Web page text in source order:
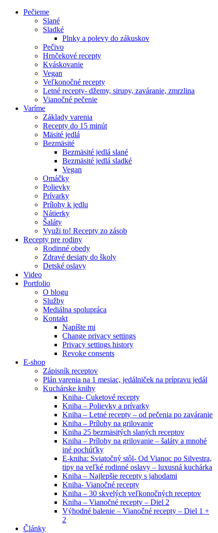
Pečieme
Slané
Sladké
Plnky a polevy do zákuskov
Pečivo
Hrnčekové recepty
Kváskovanie
Vegan
Veľkonočné recepty
Letné recepty- džemy, sirupy, zaváranie, zmrzlina
Vianočné pečenie
Varíme
Základy varenia
Recepty do 15 minút
Mäsité jedlá
Bezmäsité
Bezmäsité jedlá slané
Bezmäsité jedlá sladké
Vegan
Omáčky
Polievky
Prívarky
Prílohy k jedlu
Nátierky
Šaláty
Využi to! Recepty zo zásob
Recepty pre rodiny
Rodinné obedy
Zdravé desiaty do školy
Detské oslavy
Video
Portfolio
O blogu
Služby
Mediálna spolupráca
Kontakt
Napíšte mi
Change privacy settings
Privacy settings history
Revoke consents
E-shop
Zápisník receptov
Plán varenia na 1 mesiac, jedálniček na prípravu jedál
Kuchárske knihy
Kniha- Cuketové recepty
Kniha – Polievky a prívarky
Kniha – Letné recepty – od pečenia po zaváranie
Kniha – Prílohy na grilovanie
Kniha 25 bezmäsitých slaných receptov
Kniha – Prílohy na grilovanie – šaláty a mnohé
iné pochúťky
E-kniha: Sviatočný stôl- Od Vianoc po Silvestra,
tipy na veľké rodinné oslavy – luxusná kuchárka
Kniha – Najlepšie recepty s jahodami
Kniha- Vianočné recepty
Kniha – 30 skvelých veľkonočných receptov
Kniha – Vianočné recepty – Diel 2
Výhodné balenie – Vianočné recepty – Diel 1 +
2
Články